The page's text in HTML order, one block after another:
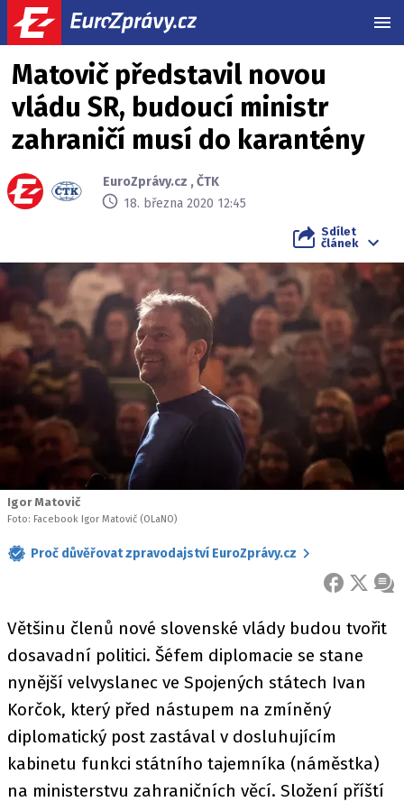
Matovič představil novou
vládu SR, budoucí ministr
zahraničí musí do karantény
EuroZprávy.cz ,ČTK
18. března 2020 12:45
Sdílet
článek
Igor Matovič
Foto: Facebook Igor Matovič (OLaNO)
Proč důvěřovat zpravodajství EuroZprávy.cz
FACEBOOK
X
Většinu členů nové slovenské vlády budou tvořit
dosavadní politici. Šéfem diplomacie se stane
nynější velvyslanec ve Spojených státech Ivan
Korčok, který před nástupem na zmíněný
diplomatický post zastával v dosluhujícím
kabinetu funkci státního tajemníka (náměstka)
na ministerstvu zahraničních věcí. Složení příští